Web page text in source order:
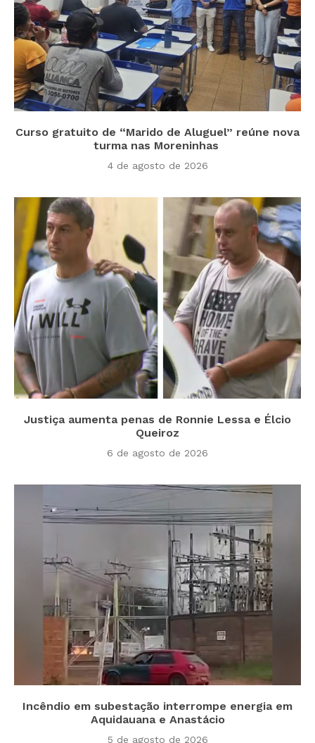
Curso gratuito de “Marido de Aluguel” reúne nova
turma nas Moreninhas
4 de agosto de 2026
Justiça aumenta penas de Ronnie Lessa e Élcio
Queiroz
6 de agosto de 2026
Incêndio em subestação interrompe energia em
Aquidauana e Anastácio
5 de agosto de 2026